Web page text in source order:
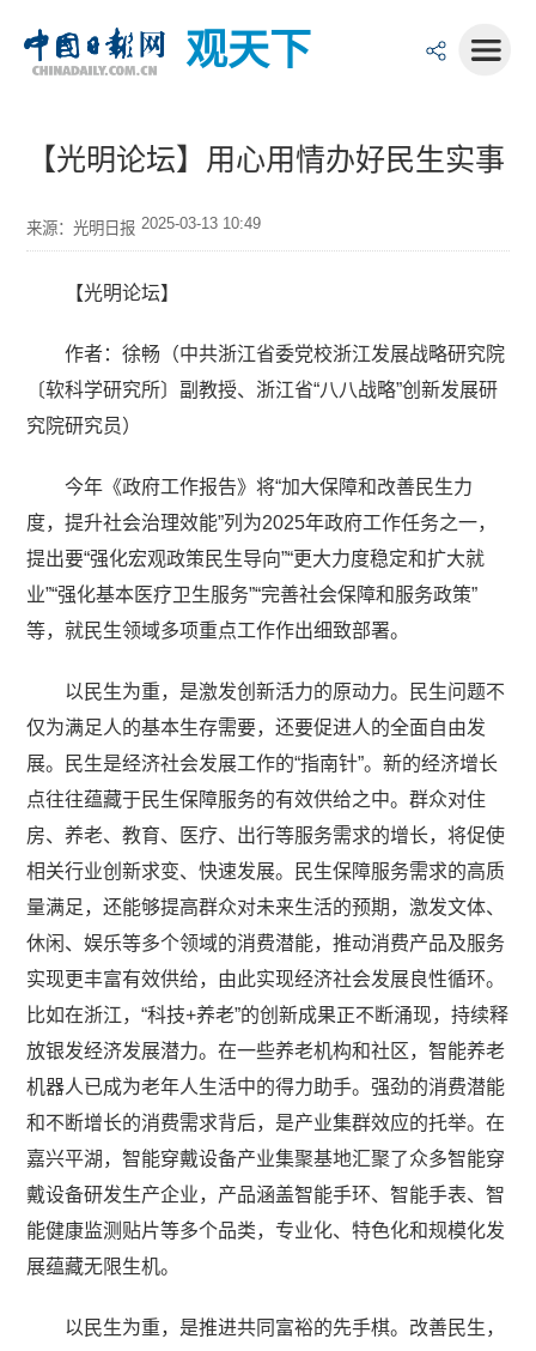
观天下
【光明论坛】用心用情办好民生实事
来源：光明日报 2025-03-13 10:49
【光明论坛】
作者：徐畅（中共浙江省委党校浙江发展战略研究院
〔软科学研究所〕副教授、浙江省“八八战略”创新发展研
究院研究员）
今年《政府工作报告》将“加大保障和改善民生力
度，提升社会治理效能”列为2025年政府工作任务之一，
提出要“强化宏观政策民生导向”“更大力度稳定和扩大就
业”“强化基本医疗卫生服务”“完善社会保障和服务政策”
等，就民生领域多项重点工作作出细致部署。
以民生为重，是激发创新活力的原动力。民生问题不
仅为满足人的基本生存需要，还要促进人的全面自由发
展。民生是经济社会发展工作的“指南针”。新的经济增长
点往往蕴藏于民生保障服务的有效供给之中。群众对住
房、养老、教育、医疗、出行等服务需求的增长，将促使
相关行业创新求变、快速发展。民生保障服务需求的高质
量满足，还能够提高群众对未来生活的预期，激发文体、
休闲、娱乐等多个领域的消费潜能，推动消费产品及服务
实现更丰富有效供给，由此实现经济社会发展良性循环。
比如在浙江，“科技+养老”的创新成果正不断涌现，持续释
放银发经济发展潜力。在一些养老机构和社区，智能养老
机器人已成为老年人生活中的得力助手。强劲的消费潜能
和不断增长的消费需求背后，是产业集群效应的托举。在
嘉兴平湖，智能穿戴设备产业集聚基地汇聚了众多智能穿
戴设备研发生产企业，产品涵盖智能手环、智能手表、智
能健康监测贴片等多个品类，专业化、特色化和规模化发
展蕴藏无限生机。
以民生为重，是推进共同富裕的先手棋。改善民生，